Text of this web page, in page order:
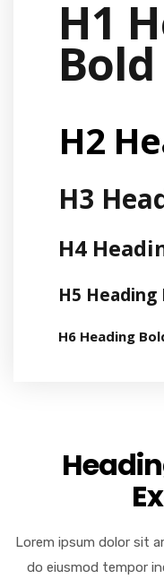
H1
Bold
H2
H3
H4
H5 Heading
H6 Heading
Lorem ipsum dolor sit
do eiusmod tempor